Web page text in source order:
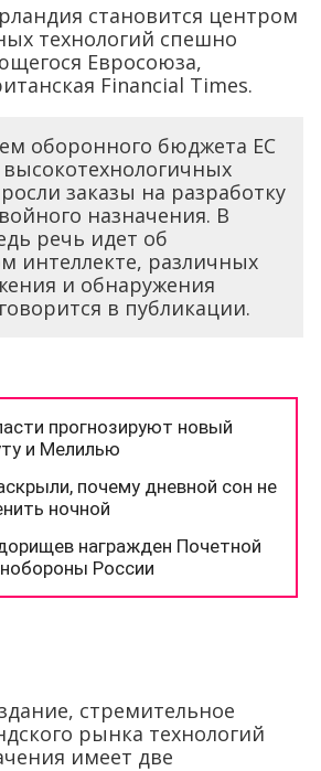
становится центром
технологий спешно
Евросоюза,
Financial Times.
оборонного бюджета ЕС
заказы на разработку
назначения. В
речь идет об
интеллекте, различных
и обнаружения
в публикации.
стремительное
рынка технологий
имеет две